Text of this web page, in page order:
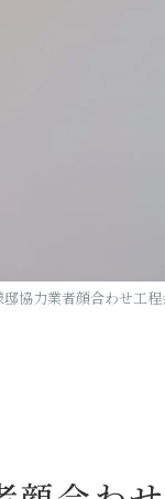
邸協力業者顔合わせ工程